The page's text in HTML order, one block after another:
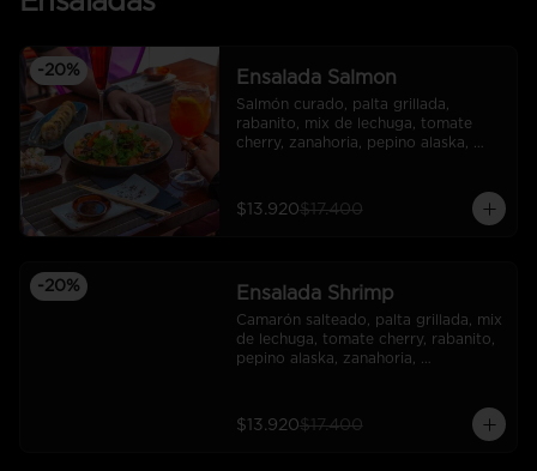
-20% Ensalada Salmon
Salmón curado, palta grillada,
rabanito, mix de lechuga, tomate
cherry, zanahoria, pepino alaska,
$13.920$17.400
-20% Ensalada Shrimp
Camarón salteado, palta grillada, mix
de lechuga, tomate cherry, rabanito,
pepino alaska, zanahoria,
balsámico.
$13.920$17.400